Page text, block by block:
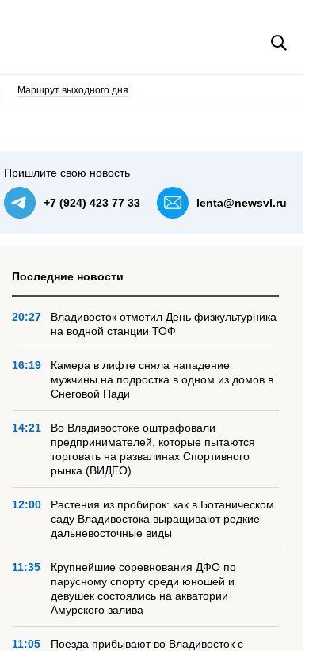
Маршрут выходного дня
Пришлите свою новость
+7 (924) 423 77 33 lenta@newsvl.ru
Последние новости
20:27
Владивосток отметил День физкультурника
на водной станции ТОФ
16:19
Камера в лифте сняла нападение
мужчины на подростка в одном из домов в
Снеговой Пади
14:21
Во Владивостоке оштрафовали
предпринимателей, которые пытаются
торговать на развалинах Спортивного
рынка (ВИДЕО)
12:00
Растения из пробирок: как в Ботаническом
саду Владивостока выращивают редкие
дальневосточные виды
11:35
Крупнейшие соревнования ДФО по
парусному спорту среди юношей и
девушек состоялись на акватории
Амурского залива
11:05
Поезда прибывают во Владивосток с